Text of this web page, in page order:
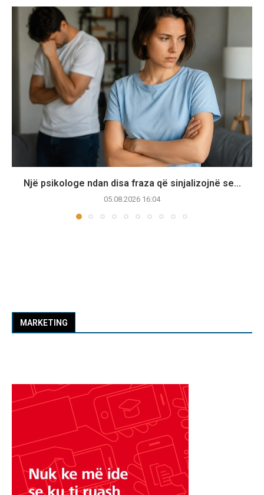
Një psikologe ndan disa fraza që sinjalizojnë se...
05.08.2026 16:04
MARKETING